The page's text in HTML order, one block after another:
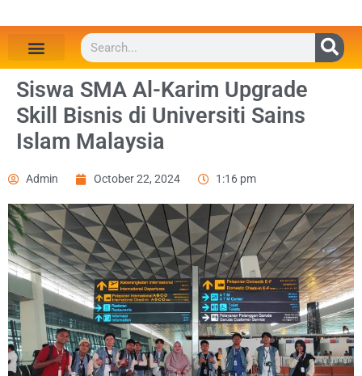
Siswa SMA Al-Karim Upgrade
Skill Bisnis di Universiti Sains
Islam Malaysia
Admin October 22, 2024 1:16 pm